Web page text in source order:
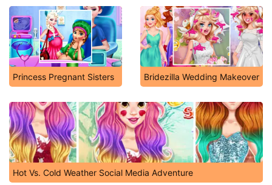
Princess Pregnant Sisters Bridezilla Wedding Makeover
Hot Vs. Cold Weather Social Media Adventure